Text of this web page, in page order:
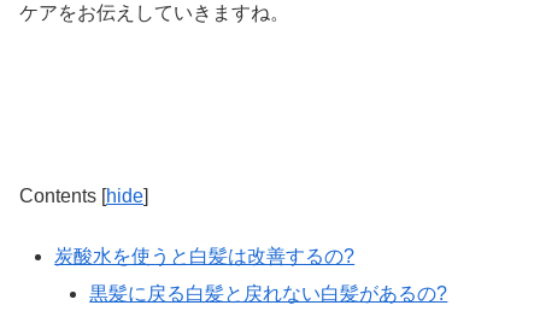
ケアをお伝えしていきますね。
Contents [hide]
炭酸水を使うと白髪は改善するの?
黒髪に戻る白髪と戻れない白髪があるの?